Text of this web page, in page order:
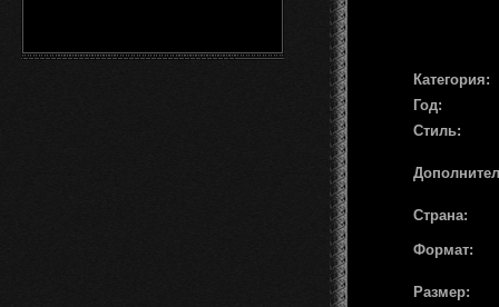
Категория:
Год:
Стиль:
Страна:
Формат:
Размер: